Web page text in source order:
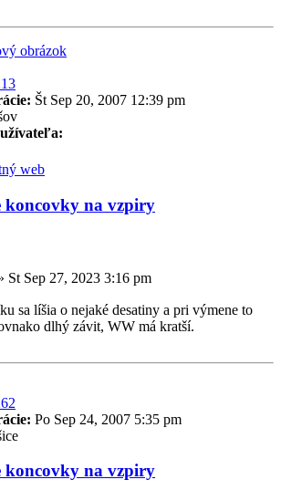
Št Sep 20, 2007 12:39 pm
web
koncovky na vzpiry
St Sep 27, 2023 3:16 pm
sa líšia o nejaké desatiny a pri výmene to
dlhý závit, WW má kratší.
Po Sep 24, 2007 5:35 pm
koncovky na vzpiry